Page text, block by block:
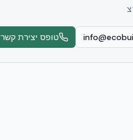
טופס יצירת קשר